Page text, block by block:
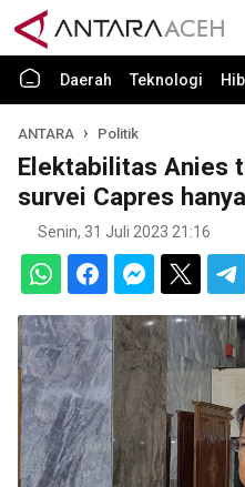
Daerah Teknologi
ANTARA Politik
Elektabilitas Anies
survei Capres
Senin, 31 Juli 2023 21:16